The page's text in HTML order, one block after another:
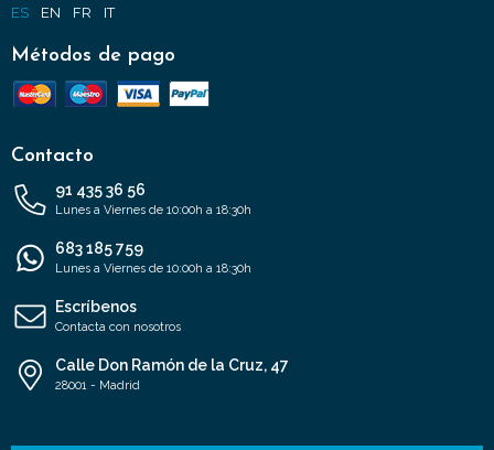
ES EN FR IT
Métodos de pago
Contacto
91 435 36 56
Lunes a Viernes de 10:00h a 18:30h
683 185 759
Lunes a Viernes de 10:00h a 18:30h
Escríbenos
Contacta con nosotros
Calle Don Ramón de la Cruz, 47
28001 - Madrid